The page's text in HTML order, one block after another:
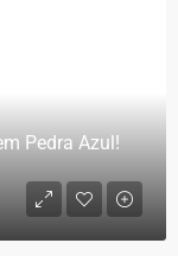
Pedra Azul!